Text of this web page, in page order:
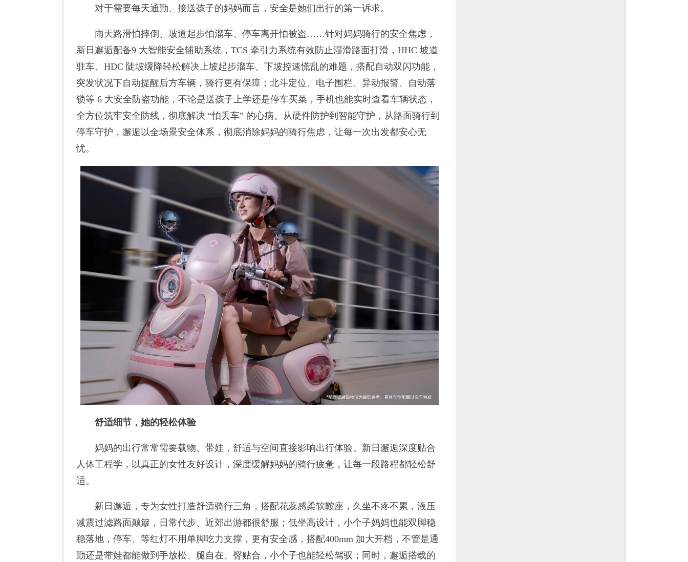
对于需要每天通勤、接送孩子的妈妈而言，安全是她们出行的第一诉求。
雨天路滑怕摔倒、坡道起步怕溜车、停车离开怕被盗……针对妈妈骑行的安全焦虑，
新日邂逅配备9 大智能安全辅助系统，TCS 牵引力系统有效防止湿滑路面打滑，HHC 坡道
驻车、HDC 陡坡缓降轻松解决上坡起步溜车、下坡控速慌乱的难题，搭配自动双闪功能，
突发状况下自动提醒后方车辆，骑行更有保障；北斗定位、电子围栏、异动报警、自动落
锁等 6 大安全防盗功能，不论是送孩子上学还是停车买菜，手机也能实时查看车辆状态，
全方位筑牢安全防线，彻底解决 “怕丢车” 的心病。从硬件防护到智能守护，从路面骑行到
停车守护，邂逅以全场景安全体系，彻底消除妈妈的骑行焦虑，让每一次出发都安心无
忧。
舒适细节 ， 她的轻松体验
妈妈的出行常常需要载物、带娃，舒适与空间直接影响出行体验。新日邂逅深度贴合
人体工程学，以真正的女性友好设计，深度缓解妈妈的骑行疲惫，让每一段路程都轻松舒
适。
新日邂逅，专为女性打造舒适骑行三角，搭配花蕊感柔软鞍座，久坐不疼不累，液压
减震过滤路面颠簸，日常代步、近郊出游都很舒服；低坐高设计，小个子妈妈也能双脚稳
稳落地，停车、等红灯不用单脚吃力支撑，更有安全感，搭配400mm 加大开档，不管是通
勤还是带娃都能做到手放松、腿自在、臀贴合，小个子也能轻松驾驭；同时，邂逅搭载的